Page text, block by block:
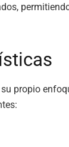
propio